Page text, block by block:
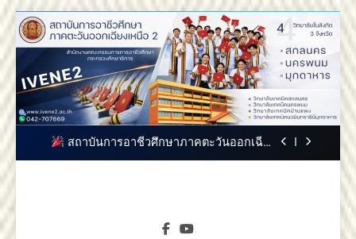
Skip
to
สถาบันการอาชีวศึกษาภาคตะวันออกเฉียงเหนือ
2 ขอแสดงความยินดี
สถาบันการอาชีวศึกษาภาคตะวันออกเฉียง
อาชีวศึกษาภาคตะวันออกเฉียงเหนือ 2
สถาบันการ
สถาบันการอาชีวศึกษาภาค